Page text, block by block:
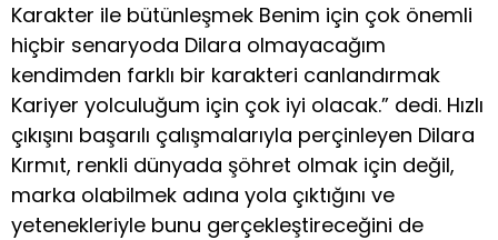
Karakter ile bütünleşmek Benim için çok önemli
hiçbir senaryoda Dilara olmayacağım
kendimden farklı bir karakteri canlandırmak
Kariyer yolculuğum için çok iyi olacak.” dedi. Hızlı
çıkışını başarılı çalışmalarıyla perçinleyen Dilara
Kırmıt, renkli dünyada şöhret olmak için değil,
marka olabilmek adına yola çıktığını ve
yetenekleriyle bunu gerçekleştireceğini de